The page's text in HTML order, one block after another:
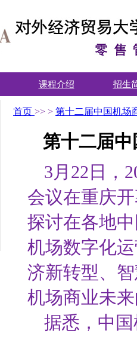
课程介绍 招生
首页 >> > 第十二届中国机场
第十二届
3月22日，
会议在重庆
探讨在各地
机场数字化
济新转型、
机场商业未
据悉，中